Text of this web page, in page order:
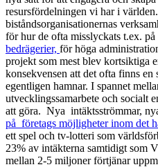
resursfördelningen vi har i
biståndsorganisationernas
för hur de ofta misslyckats t.ex.
bedrägerier, för höga
projekt som mest blev kortsiktiga
konsekvensen att det ofta finns en
egentligen hamnar. I spannet
utvecklingssamarbete och socialt
att göra. Nya intäktsströmmar,
på företags möjligheter inom det
ett spel och tv-lotteri som
23% av intäkterna samtidigt som
mellan 2-5 miljoner förtjänar